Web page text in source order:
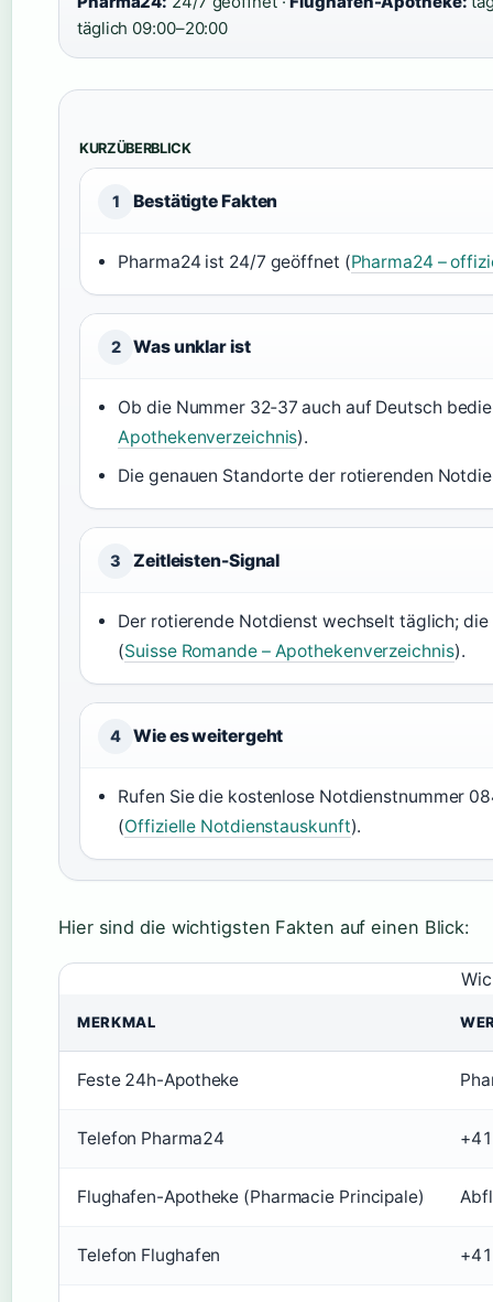
täglich 09:00–20:00
KURZÜBERBLICK
1 Bestätigte Fakten
Pharma24 ist 24/7 geöffnet (Pharma24 –
2 Was unklar ist
Ob die Nummer 32‑37 auch auf Deutsch
Apothekenverzeichnis).
Die genauen Standorte der rotierenden
3 Zeitleisten-Signal
Der rotierende Notdienst wechselt täglich;
(Suisse Romande – Apothekenverzeichnis).
4 Wie es weitergeht
Rufen Sie die kostenlose Notdienstnummer
(Offizielle Notdienstauskunft).
Hier sind die wichtigsten Fakten auf einen Blick:
MERKMAL
Feste 24h-Apotheke
Telefon Pharma24
Flughafen-Apotheke (Pharmacie Principale)
Telefon Flughafen